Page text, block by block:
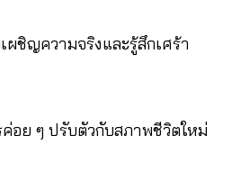
ผชิญความจริงและรู้สึกเศร้า
อย ๆ ปรับตัวกับสภาพชีวิตใหม่